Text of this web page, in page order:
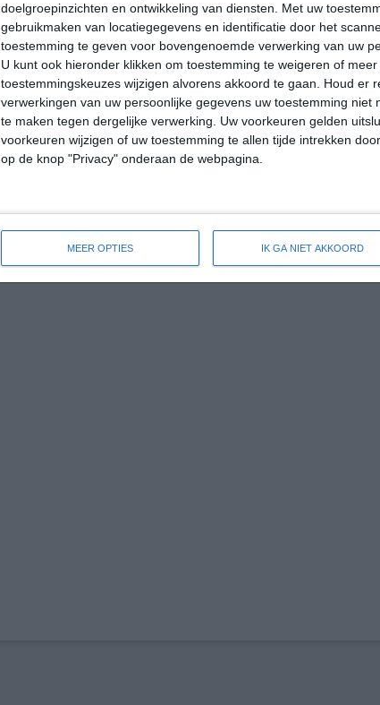
doelgroepinzichten en ontwikkeling van diensten.
Met uw
gebruikmaken van locatiegegevens en identificatie door het
toestemming te geven voor bovengenoemde verwerking van uw
U kunt ook hieronder klikken om toestemming te weigeren of
toestemmingskeuzes wijzigen alvorens akkoord te gaan.
Houd er
verwerkingen van uw persoonlijke gegevens uw toestemming
te maken tegen dergelijke verwerking. Uw voorkeuren gelden
voorkeuren wijzigen of uw toestemming te allen tijde intrekken
op de knop "Privacy" onderaan de webpagina.
MEER OPTIES IK GA NIET AKKOORD
01:00 04:00 07:00 10:00 13:00
01:00 04:00 07:00 10:00 13:00
NNO 1 NNO 2 NNO 1 NO 2 O 2
bekijk de uitgebreide weersverwachting voor Steinalben